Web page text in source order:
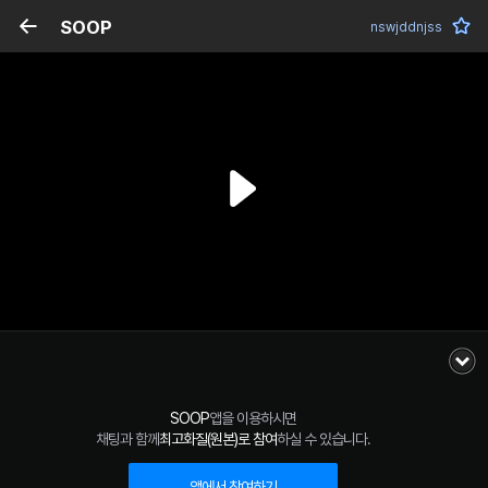
SOOP nswjddnjss
SOOP앱을 이용하시면
채팅과 함께최고화질(원본)로 참여하실 수 있습니다.